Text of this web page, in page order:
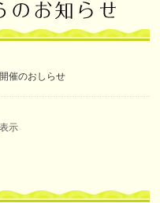
催のおしらせ
示